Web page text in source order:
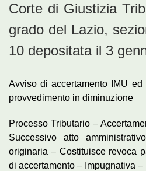
Corte di Giustizia
grado del Lazio,
10 depositata il 3
Avviso di accertamento IMU
provvedimento in diminuzione
Processo Tributario –
Successivo atto
originaria – Costituisce revoca
di accertamento – Impugnativa